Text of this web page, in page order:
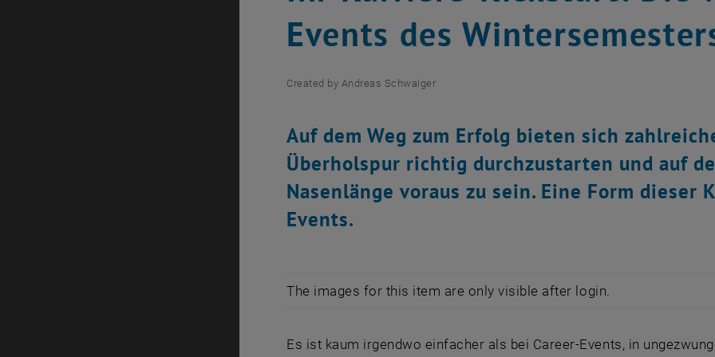
Events des
Created by Andreas Schwaiger
Auf dem Weg zum Erfolg bieten sich
Überholspur richtig durchzustarten und auf
Nasenlänge voraus zu sein. Eine Form dieser
Events.
The images for this item are only visible after login.
Es ist kaum irgendwo einfacher als bei Career-Events, in